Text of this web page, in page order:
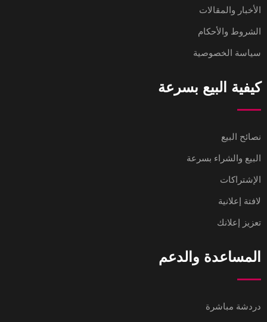
الأخبار والمقالات
الشروط والأحكام
سياسة الخصوصية
كيفية البيع بسرعة
نصائح البيع
البيع والشراء بسرعة
الإشتراكات
لافتة إعلانية
تعزيز إعلانك
المساعدة والدعم
دردشة مباشرة